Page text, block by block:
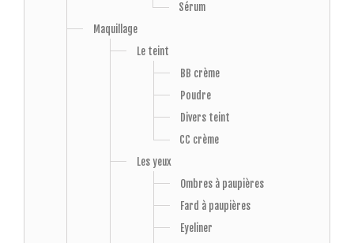
Sérum
Maquillage
Le teint
BB crème
Poudre
Divers teint
CC crème
Les yeux
Ombres à paupières
Fard à paupières
Eyeliner